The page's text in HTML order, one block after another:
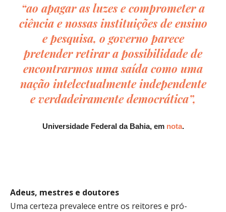
“ao apagar as luzes e comprometer a
ciência e nossas instituições de ensino
e pesquisa, o governo parece
pretender retirar a possibilidade de
encontrarmos uma saída como uma
nação intelectualmente independente
e verdadeiramente democrática”,
Universidade Federal da Bahia, em nota.
Adeus, mestres e doutores
Uma certeza prevalece entre os reitores e pró-